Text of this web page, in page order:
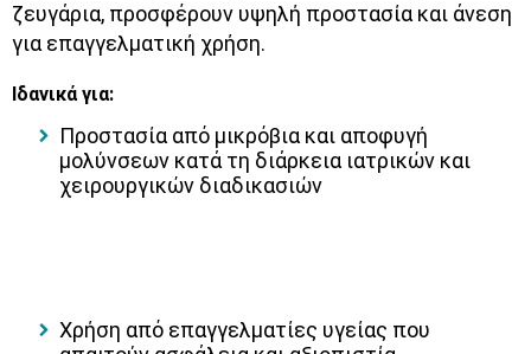
ζευγάρια, προσφέρουν υψηλή προστασία και άνεση
για επαγγελματική χρήση.
Ιδανικά για:
Προστασία από μικρόβια και αποφυγή
μολύνσεων κατά τη διάρκεια ιατρικών και
χειρουργικών διαδικασιών
Χρήση από επαγγελματίες υγείας που